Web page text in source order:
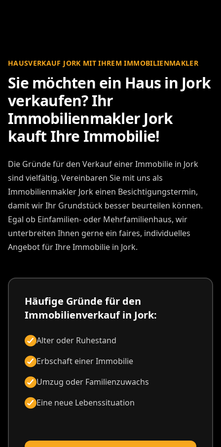
HAUSVERKAUF JORK MIT IHREM IMMOBILIENMAKLER
Sie möchten ein Haus in Jork
verkaufen? Ihr
Immobilienmakler Jork
kauft Ihre Immobilie!
Die Gründe für den Verkauf einer Immobilie in Jork
sind vielfältig. Vereinbaren Sie mit uns als
Immobilienmakler Jork einen Besichtigungstermin,
damit wir Ihr Grundstück besser beurteilen können.
Egal ob Einfamilien- oder Mehrfamilienhaus, wir
unterbreiten Ihnen gerne ein faires, individuelles
Angebot für Ihre Immobilie in Jork.
Häufige Gründe für den
Immobilienverkauf in Jork:
Alter oder Ruhestand
Erbschaft einer Immobilie
Umzug oder Familienzuwachs
Eine neue Lebenssituation